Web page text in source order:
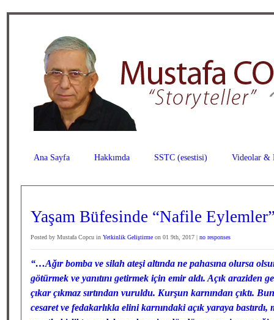
Ana Sayfa Hakkımda SSTC (esestisi) Videolar &
Yaşam Büfesinde “Nafile
Posted by Mustafa Copcu in Yetkinlik Geliştirme on 01 9th, 2017 | no responses
“…Ağır bomba ve silah ateşi altında ne pahasına olursa
götürmek ve yanıtını getirmek için emir aldı. Açık araziden
çıkar çıkmaz sırtından vuruldu. Kurşun karnından çıktı.
cesaret ve fedakarlıkla elini karnındaki açık yaraya bastırdı,